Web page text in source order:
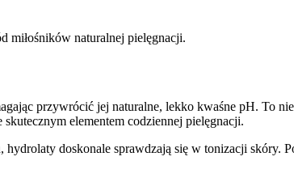
miłośników naturalnej pielęgnacji.
przywrócić jej naturalne, lekko kwaśne pH. To
elementem codziennej pielęgnacji.
doskonale sprawdzają się w tonizacji skóry.